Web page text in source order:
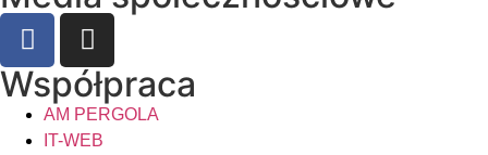
Współpraca
AM PERGOLA
IT-WEB